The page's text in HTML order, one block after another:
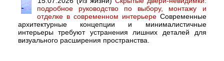
подробное руководство по выбору, монтажу и
отделке в современном интерьереСовременные
архитектурные концепции и минималистичные
интерьеры требуют устранения лишних деталей для
визуального расширения пространства.